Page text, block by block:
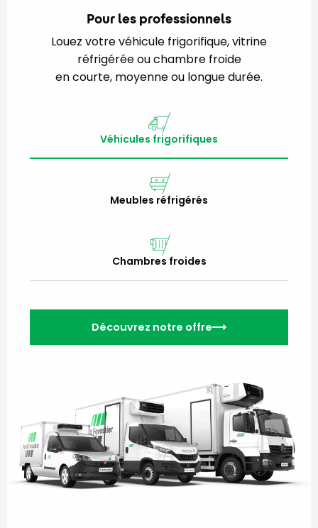
Pour les professionnels
Louez votre véhicule frigorifique, vitrine
réfrigérée ou chambre froide
en courte, moyenne ou longue durée.
Véhicules frigorifiques
Meubles réfrigérés
Chambres froides
Découvrez notre offre